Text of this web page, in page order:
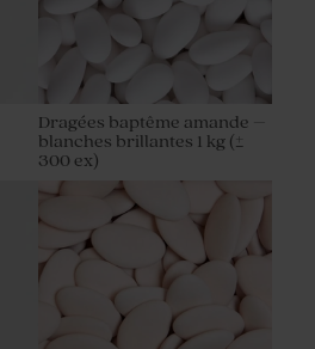
Dragées baptême amande –
blanches brillantes 1 kg (±
300 ex)